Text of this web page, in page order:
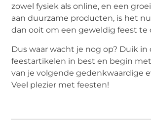
zowel fysiek als online, en een
aan duurzame producten, is het
dan ooit om een geweldig feest te
Dus waar wacht je nog op? Duik in
feestartikelen in best en begin
van je volgende gedenkwaardige
Veel plezier met feesten!